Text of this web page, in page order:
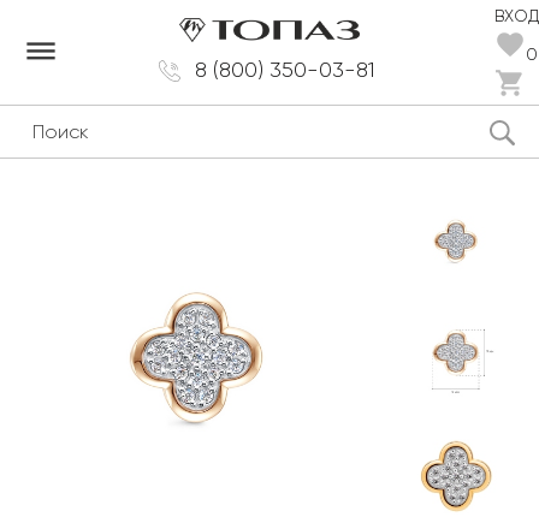
8 (800) 350-03-81
ВХОД
0
dehaze